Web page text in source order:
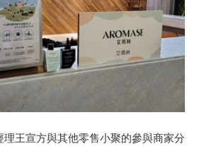
理王宣方與其他零售小聚的參與商家分